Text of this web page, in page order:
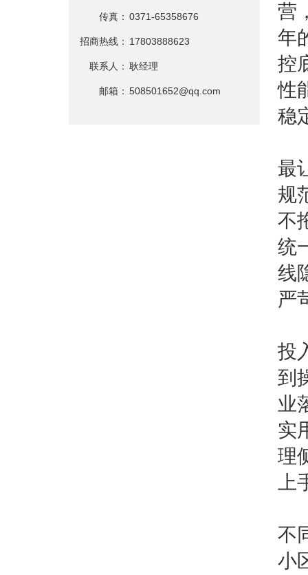
传真： 0371-65358676
招商热线： 17803888623
联系人： 耿经理
邮箱： 508501652@qq.com
营
年
控
性
稳
最
规
不
统
线
严
投
到
业
实
理
不
小